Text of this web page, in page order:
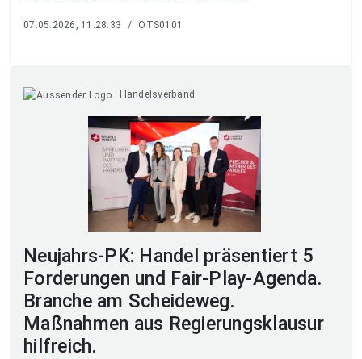
07.05.2026, 11:28:33 / OTS0101
Handelsverband
Neujahrs-PK: Handel präsentiert 5
Forderungen und Fair-Play-Agenda.
Branche am Scheideweg.
Maßnahmen aus Regierungsklausur
hilfreich.